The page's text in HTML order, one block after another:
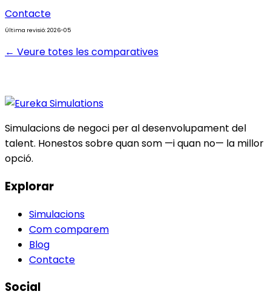
Contacte
Última revisió: 2026-05
← Veure totes les comparatives
Simulacions de negoci per al desenvolupament del
talent. Honestos sobre quan som —i quan no— la millor
opció.
Explorar
Simulacions
Com comparem
Blog
Contacte
Social